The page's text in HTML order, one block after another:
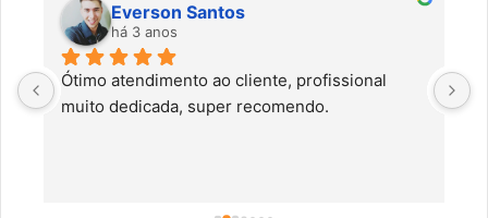
Everson Santos
há 3 anos
Ótimo atendimento ao cliente, profissional
muito dedicada, super recomendo.